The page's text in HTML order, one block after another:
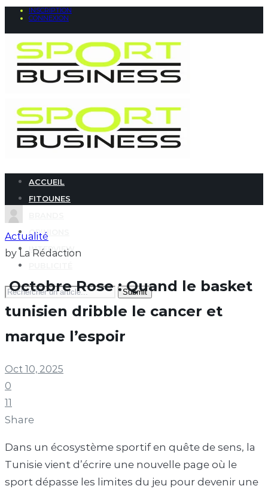
INSCRIPTION
CONNEXION
ACCUEIL
FITOUNES
OPINIONS
INTERVIEW
Search
for:
Actualité
by La Rédaction
Octobre Rose : Quand le basket
tunisien dribble le cancer et
marque l’espoir
Oct 10, 2025
0
11
Share
Dans un écosystème sportif en quête de sens, la
Tunisie vient d’écrire une nouvelle page où le
sport dépasse les limites du jeu pour devenir une